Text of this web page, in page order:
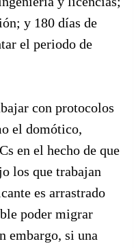
y 180 días de
el periodo de
con protocolos
el domótico,
en el hecho de que
los que trabajan
es arrastrado
poder migrar
embargo, si una